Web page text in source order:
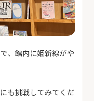
、館内に姫新線がや
も挑戦してみてくだ